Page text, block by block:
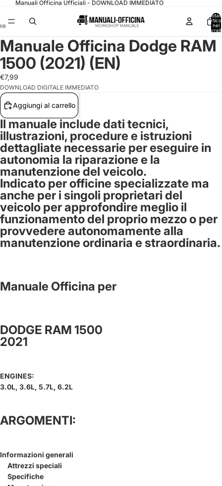
Manuali Officina Ufficiali - DOWNLOAD IMMEDIATO
nel
Manuale Officina Dodge RAM
1500 (2021) (EN)
€7,99
DOWNLOAD DIGITALE IMMEDIATO
Aggiungi al carrello
Il manuale include dati tecnici,
illustrazioni, procedure e istruzioni
dettagliate necessarie per eseguire in
autonomia la riparazione e la
manutenzione del veicolo.
Indicato per officine specializzate ma
anche per i singoli proprietari del
veicolo per approfondire meglio il
funzionamento del proprio mezzo o per
provvedere autonomamente alla
manutenzione ordinaria e straordinaria.
Manuale Officina per
DODGE RAM 1500
2021
ENGINES:
3.0L, 3.6L, 5.7L, 6.2L
ARGOMENTI:
Informazioni generali
Attrezzi speciali
Specifiche